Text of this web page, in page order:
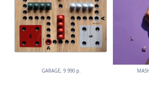
GARAGE, 9 990 р.